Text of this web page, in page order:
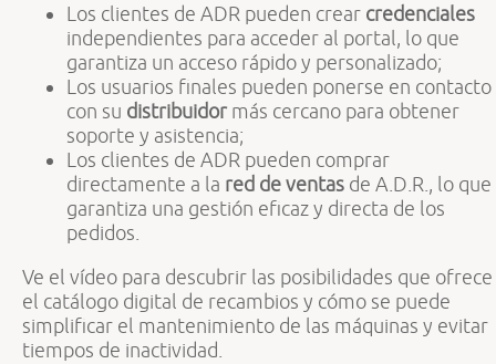
Los clientes de ADR pueden crear credenciales
independientes para acceder al portal, lo que
garantiza un acceso rápido y personalizado;
Los usuarios finales pueden ponerse en contacto
con su distribuidor más cercano para obtener
soporte y asistencia;
Los clientes de ADR pueden comprar
directamente a la red de ventas de A.D.R., lo que
garantiza una gestión eficaz y directa de los
pedidos.
Ve el vídeo para descubrir las posibilidades que ofrece
el catálogo digital de recambios y cómo se puede
simplificar el mantenimiento de las máquinas y evitar
tiempos de inactividad.